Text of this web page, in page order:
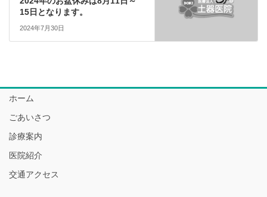
15日となります。
2024年7月30日
ホーム
ごあいさつ
診療案内
医院紹介
交通アクセス